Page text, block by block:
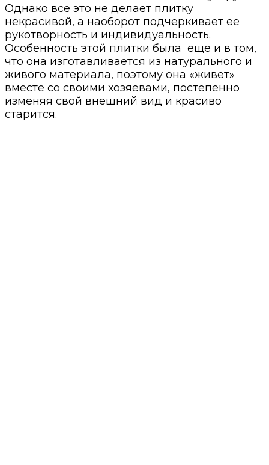
Однако все это не делает плитку
некрасивой, а наоборот подчеркивает ее
рукотворность и индивидуальность.
Особенность этой плитки была еще и в том,
что она изготавливается из натурального и
живого материала, поэтому она «живет»
вместе со своими хозяевами, постепенно
изменяя свой внешний вид и красиво
старится.